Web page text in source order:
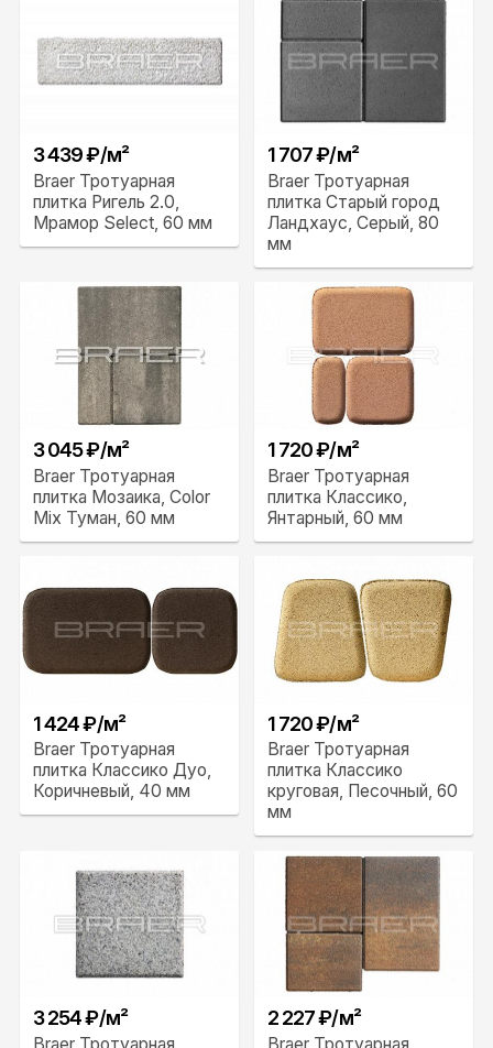
3 439 ₽/м²
Braer Тротуарная
плитка Ригель 2.0,
Мрамор Select, 60 мм
1 707 ₽/м²
Braer Тротуарная
плитка Старый город
Ландхаус, Серый, 80
мм
3 045 ₽/м²
Braer Тротуарная
плитка Мозаика, Color
Mix Туман, 60 мм
1 720 ₽/м²
Braer Тротуарная
плитка Классико,
Янтарный, 60 мм
1 424 ₽/м²
Braer Тротуарная
плитка Классико Дуо,
Коричневый, 40 мм
1 720 ₽/м²
Braer Тротуарная
плитка Классико
круговая, Песочный, 60
мм
3 254 ₽/м² 2 227 ₽/м²